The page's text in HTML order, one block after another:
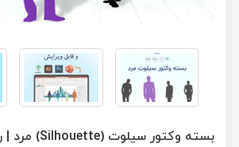
بسته وکتور سیلوت (Silhouette) مرد | رایگان